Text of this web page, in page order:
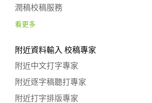
潤稿校稿服務
看更多
附近資料輸入 校稿專家
附近中文打字專家
附近逐字稿聽打專家
附近打字排版專家